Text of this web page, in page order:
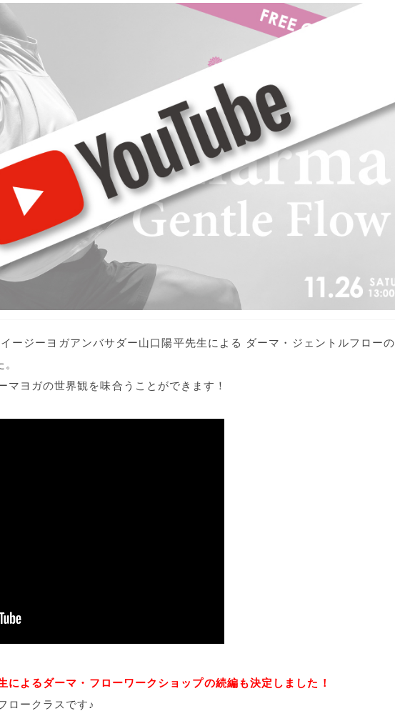
ジーヨガアンバサダー山口陽平先生による ダーマ・ジェントルフロー
マヨガの世界観を味合うことができます！
よるダーマ・フローワークショップの続編も決定しました！
ロークラスです♪